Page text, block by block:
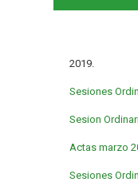
2019.
Sesiones
Sesion
Actas marzo
Sesiones